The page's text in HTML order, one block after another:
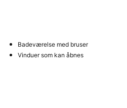
Badeværelse med bruser
Vinduer som kan åbnes